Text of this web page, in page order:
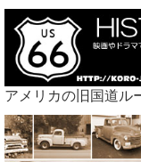
アメリカの旧国道ル